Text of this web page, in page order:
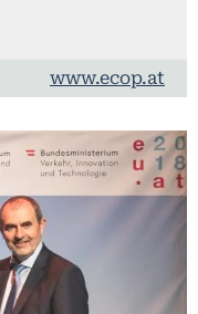
www.ecop.at